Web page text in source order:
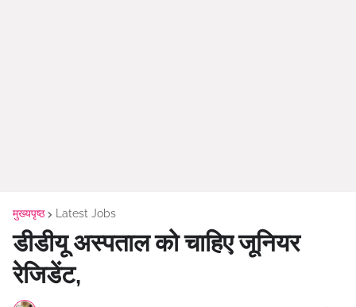
मुख्यपृष्ठ Latest Jobs
डीडीयू अस्पताल को चाहिए जूनियर
रेजिडेंट,